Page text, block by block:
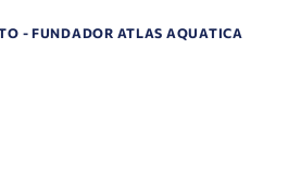
- FUNDADOR ATLAS AQUATICA